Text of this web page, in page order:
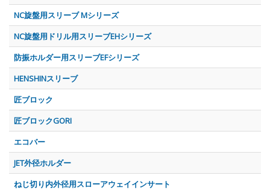
NC旋盤用スリーブ Mシリーズ
NC旋盤用ドリル用スリーブEHシリーズ
防振ホルダー用スリーブEFシリーズ
HENSHINスリーブ
匠ブロック
匠ブロックGORI
エコバー
JET外径ホルダー
ねじ切り内外径用スローアウェイインサート